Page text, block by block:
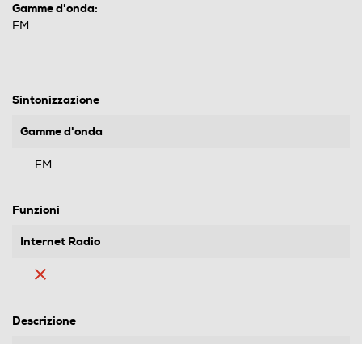
Gamme d'onda:
FM
Sintonizzazione
Gamme d'onda
FM
Funzioni
Internet Radio
Descrizione